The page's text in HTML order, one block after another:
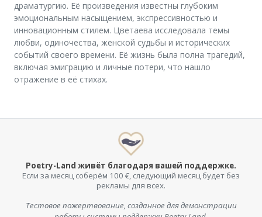
драматургию. Её произведения известны глубоким
эмоциональным насыщением, экспрессивностью и
инновационным стилем. Цветаева исследовала темы
любви, одиночества, женской судьбы и исторических
событий своего времени. Её жизнь была полна трагедий,
включая эмиграцию и личные потери, что нашло
отражение в её стихах.
Poetry-Land живёт благодаря вашей поддержке.
Если за месяц соберём 100 €, следующий месяц будет без
рекламы для всех.
Тестовое пожертвование, созданное для демонстрации